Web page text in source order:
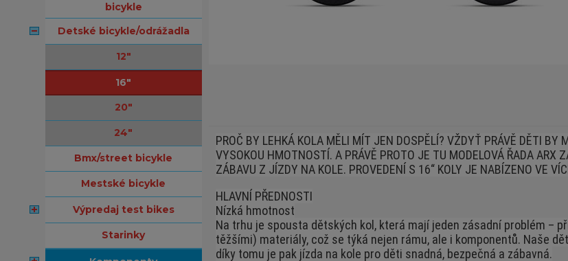
bicykle
detské bicykle/odrážadla
12"
16"
20"
24"
bmx/street bicykle
mestské bicykle
výpredaj test bikes
starinky
PROČ BY LEHKÁ KOLA MĚLI MÍT JEN DOSPĚLÍ? VŽDYŤ PRÁVĚ DĚTI BY
VYSOKOU HMOTNOSTÍ. A PRÁVĚ PROTO JE TU MODELOVÁ ŘADA
ZÁBAVU Z JÍZDY NA KOLE. PROVEDENÍ S 16“ KOLY JE NABÍZENO VE
HLAVNÍ PŘEDNOSTI
Nízká hmotnost
Na trhu je spousta dětských kol, která mají jeden zásadní problém –
těžšími) materiály, což se týká nejen rámu, ale i komponentů. Naše
díky tomu je pak jízda na kole pro děti snadná, bezpečná a zábavná.